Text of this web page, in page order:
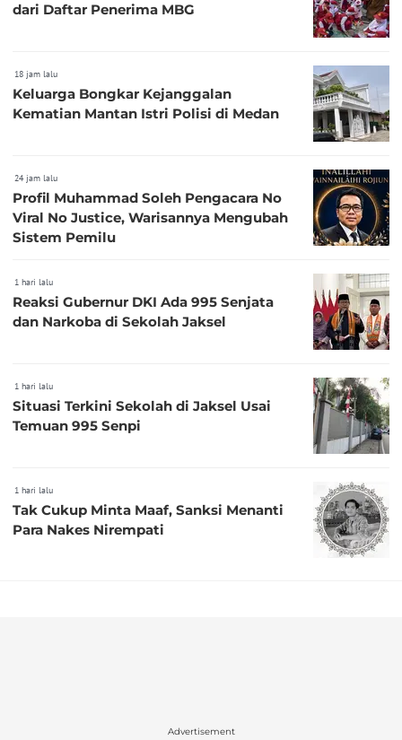
dari Daftar Penerima MBG
18 jam lalu
Keluarga Bongkar Kejanggalan
Kematian Mantan Istri Polisi di Medan
24 jam lalu
Profil Muhammad Soleh Pengacara No
Viral No Justice, Warisannya Mengubah
Sistem Pemilu
1 hari lalu
Reaksi Gubernur DKI Ada 995 Senjata
dan Narkoba di Sekolah Jaksel
1 hari lalu
Situasi Terkini Sekolah di Jaksel Usai
Temuan 995 Senpi
1 hari lalu
Tak Cukup Minta Maaf, Sanksi Menanti
Para Nakes Nirempati
Advertisement